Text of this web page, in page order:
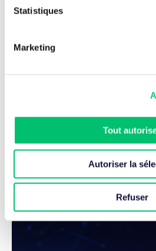
Statistiques
Marketing
Tout
Autoriser la
Refuser
Fin de support VMware
commence aujourd’hui !